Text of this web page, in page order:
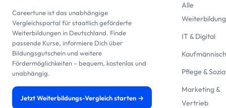
Careertune ist das unabhängige
Vergleichsportal für staatlich geförderte
Weiterbildungen in Deutschland. Finde
passende Kurse, informiere Dich über
Bildungsgutschein und weitere
Fördermöglichkeiten – bequem, kostenlos und
unabhängig.
Jetzt Weiterbildungs-Vergleich starten →
Alle
IT & Digital
Kaufmännisch
Pflege &
Marketing &
Vertrieb